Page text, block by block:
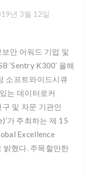
년 3월 12일
안 어워드 기업 및
‘Sentry K300’ 올해
소프트와이드시큐
는 데이터로커
및 자문 기관인
가 주최하는 제 15
Excellence
혔다. 주목할만한